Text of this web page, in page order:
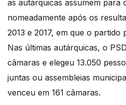
as autárquicas assumem para
nomeadamente após os
2013 e 2017, em que o partido
Nas últimas autárquicas, o
câmaras e elegeu 13.050
juntas ou assembleias
venceu em 161 câmaras.